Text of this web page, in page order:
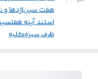
هفت سیناژدها
استند آینه
ظرف سبزهکلبه